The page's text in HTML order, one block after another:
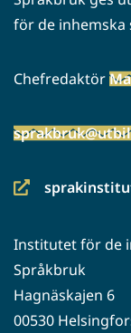
för de inhemska
Chefredaktör
(siirryt
palveluun)
Institutet för de
Språkbruk
Hagnäskajen 6
00530